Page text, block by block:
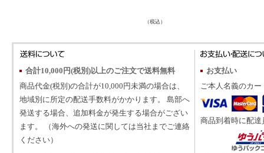
（税込）
合計10,000円(税別)以上のご注文で送料無料
商品代金(税別)の合計が10,000円未満の場合は、
地域別に所定の配送手数料がかかります。 島部へ
発送する場合、追加料金が発生する場合がござい
ます。 （海外への発送に関しては当社までご連絡
ください）
お支払い
ご本人名義のカ
商品到着時に配